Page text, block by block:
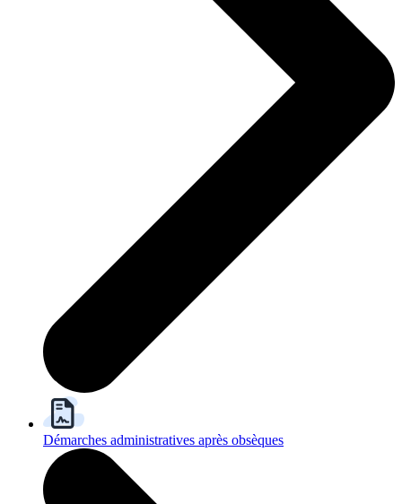
Démarches administratives après obsèques